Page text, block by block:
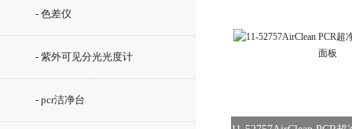
- 色差仪
- 紫外可见分光光度计
- pcr洁净台